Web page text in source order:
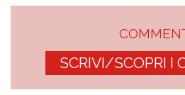
SCRIVI/SCOPRI I